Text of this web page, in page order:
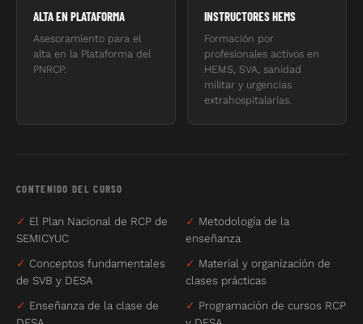
ALTA EN PLATAFORMA
Asesoramiento para el
alta en la Plataforma del
PNRCP.
INSTRUCTORES HEMS
Formación por
profesionales activos en
HEMS, SVA, sanidad
militar y urgencias
extrahospitalarias.
CONTENIDO DEL CURSO
✓ El Plan Nacional de RCP de
SEMICYUC
✓ Metodología de la
enseñanza
✓ Conceptos fundamentales
de SVB y DESA
✓ Material y organización de
clases prácticas
✓ Enseñanza de la clase de
✓ Programación de cursos RCP